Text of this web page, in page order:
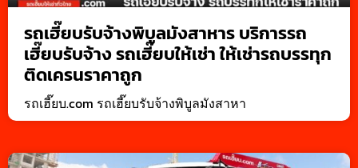
รถเฮี๊ยบรับจ้างพิบูลมังสาหาร บริการรถ
เฮี๊ยบรับจ้าง รถเฮี๊ยบให้เช่า ให้เช่ารถบรรทุก
ติดเครนราคาถูก
รถเฮี๊ยบ.com รถเฮี๊ยบรับจ้างพิบูลมังสาหา